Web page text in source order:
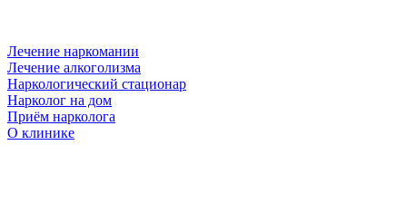
Лечение наркомании
Лечение алкоголизма
Наркологический стационар
Нарколог на дом
Приём нарколога
О клинике